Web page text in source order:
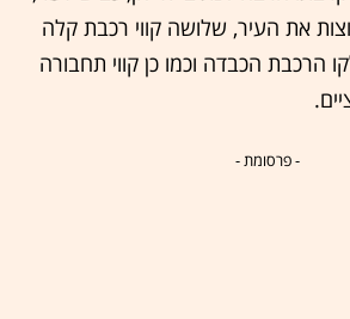
את העיר, שלושה קווי רכבת קלה
הרכבת הכבדה וכמו כן קווי תחבורה
- פרסומת -